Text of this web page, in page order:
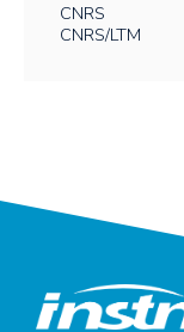
CNRS
CNRS/LTM